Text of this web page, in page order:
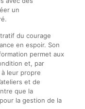
un
du courage
en espoir. Son
permet aux
et, par
leur propre
et de
que la
la gestion de la